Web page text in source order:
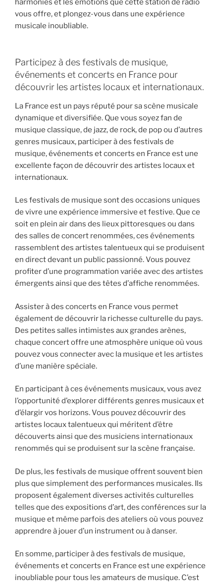
harmonies et les émotions que cette station de radio
vous offre, et plongez-vous dans une expérience
musicale inoubliable.
Participez à des festivals de musique,
événements et concerts en France pour
découvrir les artistes locaux et internationaux.
La France est un pays réputé pour sa scène musicale
dynamique et diversifiée. Que vous soyez fan de
musique classique, de jazz, de rock, de pop ou d’autres
genres musicaux, participer à des festivals de
musique, événements et concerts en France est une
excellente façon de découvrir des artistes locaux et
internationaux.
Les festivals de musique sont des occasions uniques
de vivre une expérience immersive et festive. Que ce
soit en plein air dans des lieux pittoresques ou dans
des salles de concert renommées, ces événements
rassemblent des artistes talentueux qui se produisent
en direct devant un public passionné. Vous pouvez
profiter d’une programmation variée avec des artistes
émergents ainsi que des têtes d’affiche renommées.
Assister à des concerts en France vous permet
également de découvrir la richesse culturelle du pays.
Des petites salles intimistes aux grandes arènes,
chaque concert offre une atmosphère unique où vous
pouvez vous connecter avec la musique et les artistes
d’une manière spéciale.
En participant à ces événements musicaux, vous avez
l’opportunité d’explorer différents genres musicaux et
d’élargir vos horizons. Vous pouvez découvrir des
artistes locaux talentueux qui méritent d’être
découverts ainsi que des musiciens internationaux
renommés qui se produisent sur la scène française.
De plus, les festivals de musique offrent souvent bien
plus que simplement des performances musicales. Ils
proposent également diverses activités culturelles
telles que des expositions d’art, des conférences sur la
musique et même parfois des ateliers où vous pouvez
apprendre à jouer d’un instrument ou à danser.
En somme, participer à des festivals de musique,
événements et concerts en France est une expérience
inoubliable pour tous les amateurs de musique. C’est